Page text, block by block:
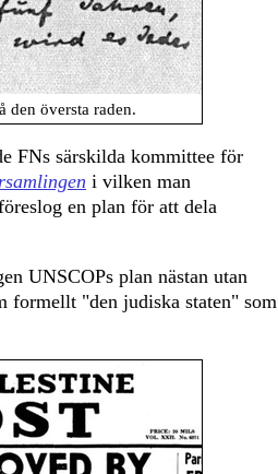
den översta raden.
FNs särskilda kommittee för
i vilken man
en plan för att dela
UNSCOPs plan nästan utan
formellt "den judiska staten" som